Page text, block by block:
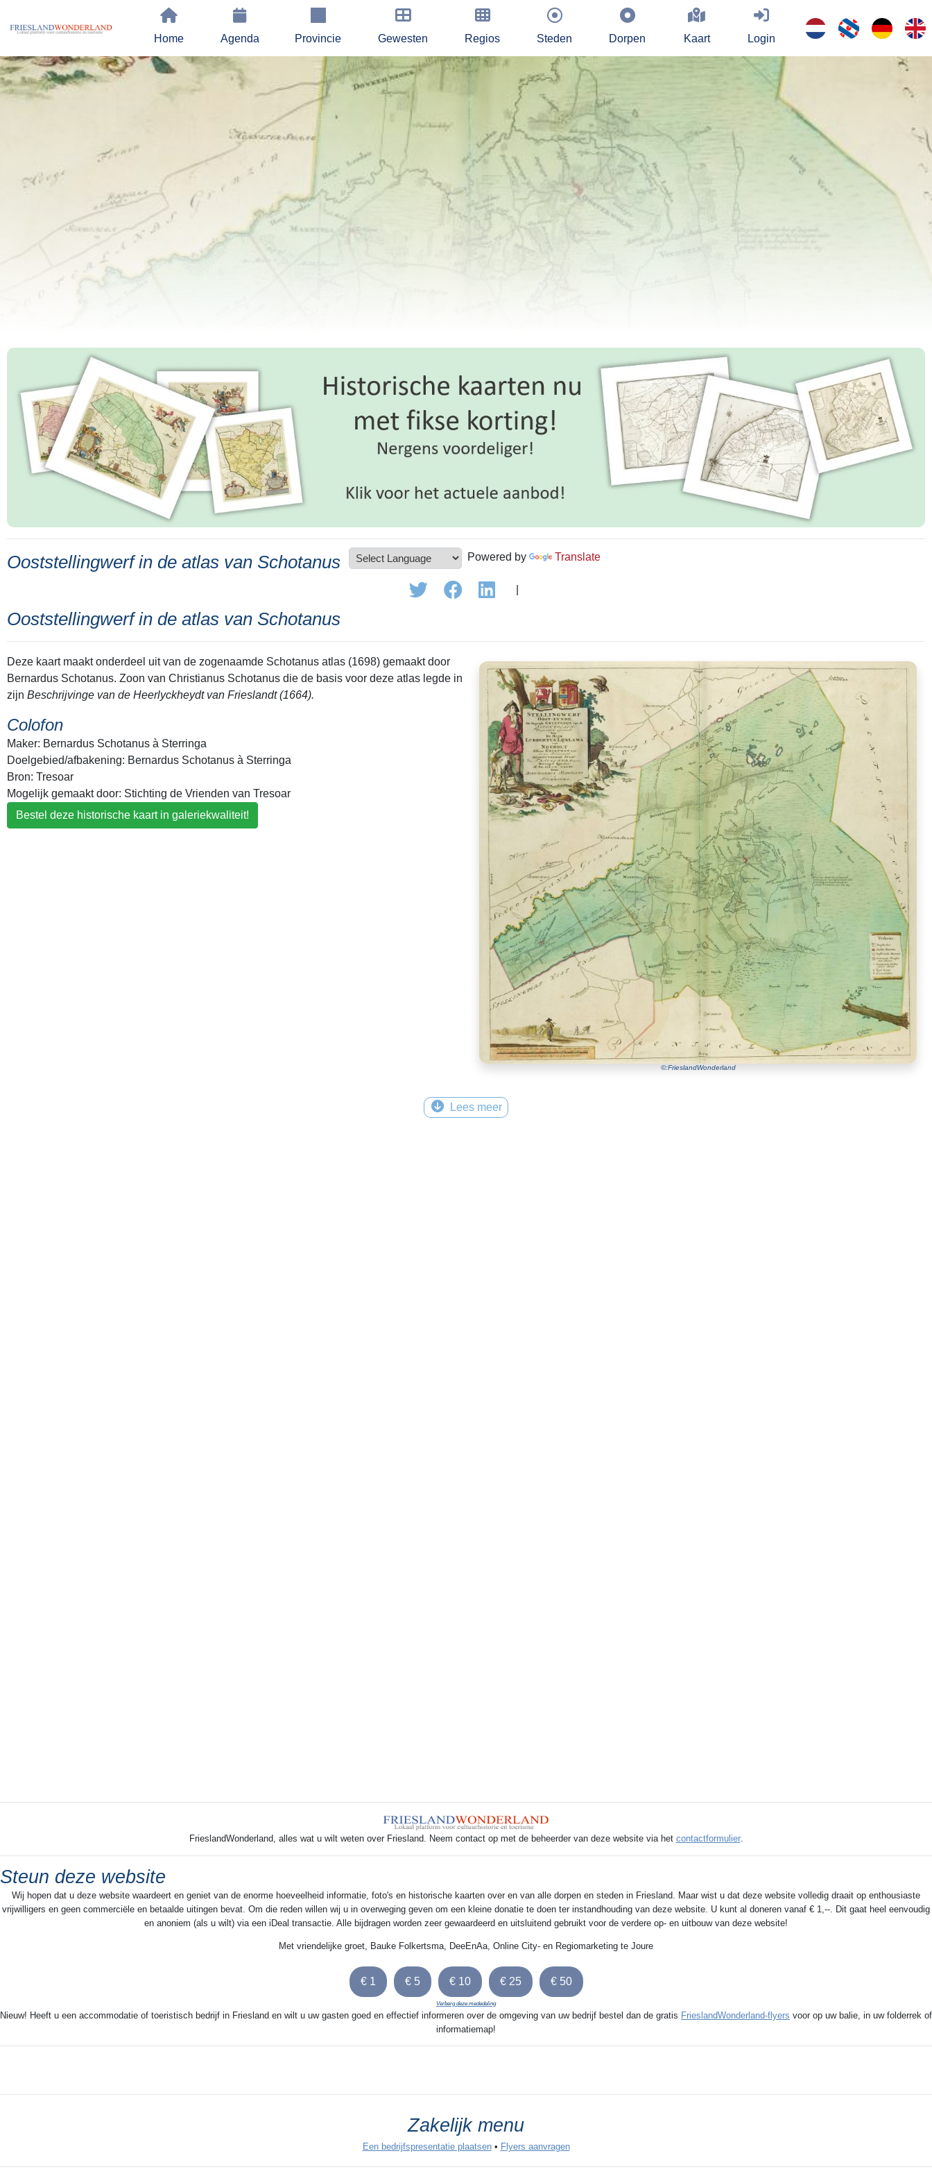
Home Agenda Provincie Gewesten Regios Steden Dorpen Kaart Login
Ooststellingwerf in de atlas van Schotanus Powered by Translate
Ooststellingwerf in de atlas van Schotanus
©:FrieslandWonderland
Deze kaart maakt onderdeel uit van de zogenaamde Schotanus atlas (1698) gemaakt door
Bernardus Schotanus. Zoon van Christianus Schotanus die de basis voor deze atlas legde in
zijn Beschrijvinge van de Heerlyckheydt van Frieslandt (1664).
Colofon
Maker: Bernardus Schotanus à Sterringa
Doelgebied/afbakening: Bernardus Schotanus à Sterringa
Bron: Tresoar
Mogelijk gemaakt door: Stichting de Vrienden van Tresoar
Bestel deze historische kaart in galeriekwaliteit!
Lees meer
FrieslandWonderland, alles wat u wilt weten over Friesland. Neem contact op met de beheerder van deze website via het contactformulier.
Steun deze website
Wij hopen dat u deze website waardeert en geniet van de enorme hoeveelheid informatie, foto's en historische kaarten over en van alle dorpen en steden in Friesland. Maar wist u dat deze website volledig draait op enthousiaste
vrijwilligers en geen commerciële en betaalde uitingen bevat. Om die reden willen wij u in overweging geven om een kleine donatie te doen ter instandhouding van deze website. U kunt al doneren vanaf € 1,--. Dit gaat heel eenvoudig
en anoniem (als u wilt) via een iDeal transactie. Alle bijdragen worden zeer gewaardeerd en uitsluitend gebruikt voor de verdere op- en uitbouw van deze website!
Met vriendelijke groet, Bauke Folkertsma, DeeEnAa, Online City- en Regiomarketing te Joure
Verberg deze mededeling
Nieuw! Heeft u een accommodatie of toeristisch bedrijf in Friesland en wilt u uw gasten goed en effectief informeren over de omgeving van uw bedrijf bestel dan de gratis FrieslandWonderland-flyers voor op uw balie, in uw folderrek of
informatiemap!
Zakelijk menu
Een bedrijfspresentatie plaatsen• Flyers aanvragen